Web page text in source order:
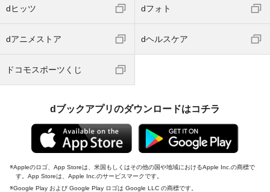
dヒッツ dフォト
dアニメストア dヘルスケア
ドコモスポーツくじ
dブックアプリのダウンロードはコチラ
Appleのロゴ、App Storeは、米国もしくはその他の国や地域におけるApple Inc.の商標で
す。App Storeは、Apple Inc.のサービスマークです。
Google Play および Google Play ロゴは Google LLC の商標です。